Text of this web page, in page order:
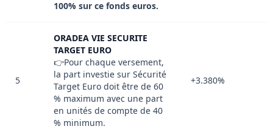
100% sur ce fonds euros.
5
ORADEA VIE SECURITE
TARGET EURO
👉Pour chaque versement,
la part investie sur Sécurité
Target Euro doit être de 60
% maximum avec une part
en unités de compte de 40
% minimum.
+3.380%